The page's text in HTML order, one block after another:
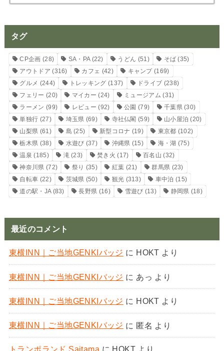
タグ
CP企画 (28) SA・PA(22) うどん (51) そば (35)
アウトドア (316) カフェ (42) キャンプ(169)
グルメ (244) トレッキング (137) ドライブ (238)
フェリー (20) マイカー (24) ミュージアム (31)
ラーメン (99) レビュー (92) 公園 (79) 千葉県 (30)
単独行 (27) 埼玉県 (69) 寺社仏閣 (59) 山小屋泊 (20)
山梨県 (61) 島 (25) 新型コロナ (19) 東京都 (102)
栃木県 (38) 水遊び (37) 沖縄県 (15) 海・湖 (75)
温泉 (185) 滝 (23) 焚き火 (17) 百名山 (32)
神奈川県 (72) 祭り (35) 紅葉 (21) 群馬県 (23)
自転車 (22) 茨城県 (50) 観光 (313) 車中泊 (15)
道の駅・JA(83) 長野県 (16) 雪遊び (13) 静岡県 (18)
最近のコメント
東横INN｜ご当地GENKIバッジ に HOKT より
東横INN｜ご当地GENKIバッジ に あっ より
東横INN｜ご当地GENKIバッジ に HOKT より
東横INN｜ご当地GENKIバッジ に 匿名 より